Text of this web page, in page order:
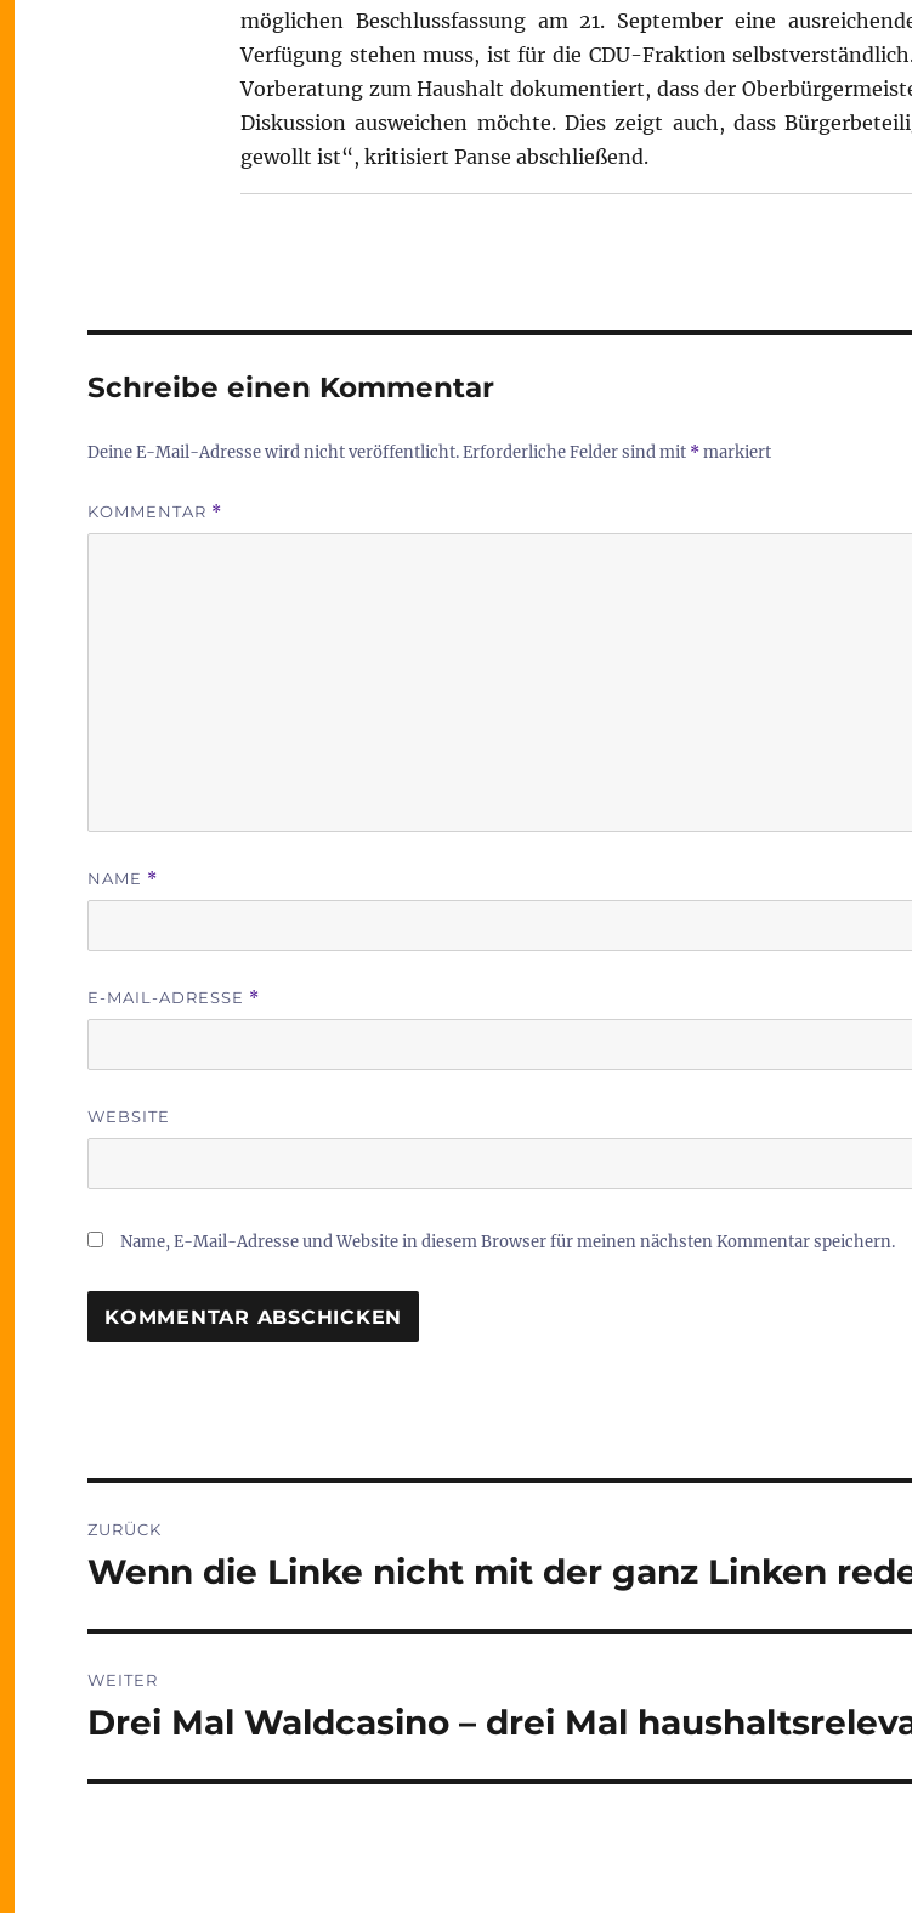
möglichen Beschlussfassung am 21. September eine
Verfügung stehen muss, ist für die CDU-Fraktion
Vorberatung zum Haushalt dokumentiert, dass der
Diskussion ausweichen möchte. Dies zeigt auch, dass
gewollt ist“, kritisiert Panse abschließend.
Schreibe einen Kommentar
Deine E-Mail-Adresse wird nicht veröffentlicht.Erforderliche Felder sind mit *markiert
KOMMENTAR *
NAME *
E-MAIL-ADRESSE *
WEBSITE
Name, E-Mail-Adresse und Website in diesem Browser für meinen nächsten Kommentar speichern.
ZURÜCK
Vorheriger
Wenn die Linke nicht mit der ganz Linken
WEITER
Nächster
Drei Mal Waldcasino – drei Mal